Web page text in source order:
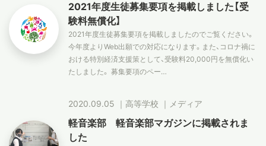
2021年度生徒募集要項を掲載しました【受
験料無償化】
2021年度生徒募集要項を掲載しましたのでご覧ください。
今年度よりWeb出願での対応になります。また、コロナ禍に
おける特別経済支援策として、受験料20,000円を無償化い
たしました。 募集要項のペー…
2020.09.05 ｜ 高等学校 ｜ メディア
軽音楽部 軽音楽部マガジンに掲載されま
した